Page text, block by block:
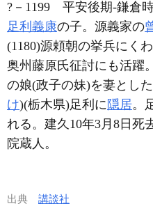
?－1199 平安後期-鎌倉時
足利義康の子。源義家の
(1180)源頼朝の挙兵にく
奥州藤原氏征討にも活躍
の娘(政子の妹)を妻とし
け)(栃木県)足利に 隠居。
れる。建久10年3月8日死
院蔵人。
出典 講談社